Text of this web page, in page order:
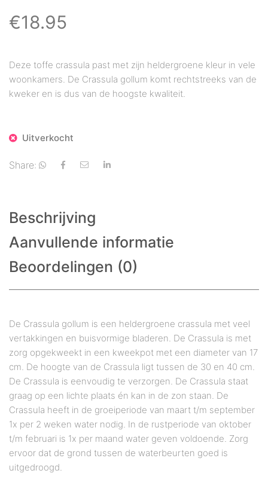
€18.95
Deze toffe crassula past met zijn heldergroene kleur in vele
woonkamers. De Crassula gollum komt rechtstreeks van de
kweker en is dus van de hoogste kwaliteit.
Uitverkocht
Share:
Beschrijving
Aanvullende informatie
Beoordelingen (0)
De Crassula gollum is een heldergroene crassula met veel
vertakkingen en buisvormige bladeren. De Crassula is met
zorg opgekweekt in een kweekpot met een diameter van 17
cm. De hoogte van de Crassula ligt tussen de 30 en 40 cm.
De Crassula is eenvoudig te verzorgen. De Crassula staat
graag op een lichte plaats én kan in de zon staan. De
Crassula heeft in de groeiperiode van maart t/m september
1x per 2 weken water nodig. In de rustperiode van oktober
t/m februari is 1x per maand water geven voldoende. Zorg
ervoor dat de grond tussen de waterbeurten goed is
uitgedroogd.